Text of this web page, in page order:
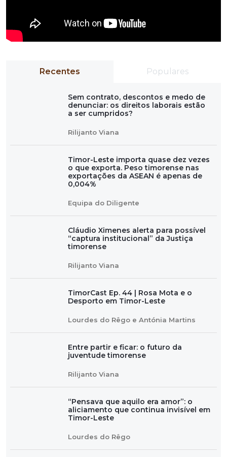
Recentes Populares
Sem contrato, descontos e medo de
denunciar: os direitos laborais estão
a ser cumpridos?
Rilijanto Viana
Timor-Leste importa quase dez vezes
o que exporta. Peso timorense nas
exportações da ASEAN é apenas de
0,004%
Equipa do Diligente
Cláudio Ximenes alerta para possível
“captura institucional” da Justiça
timorense
Rilijanto Viana
TimorCast Ep. 44 | Rosa Mota e o
Desporto em Timor-Leste
Lourdes do Rêgo e Antónia Martins
Entre partir e ficar: o futuro da
juventude timorense
Rilijanto Viana
“Pensava que aquilo era amor”: o
aliciamento que continua invisível em
Timor-Leste
Lourdes do Rêgo